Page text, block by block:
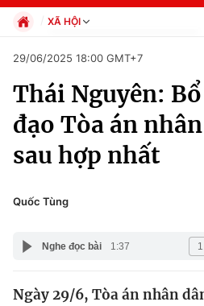
Chuyên mục
Chính trị
XÃ HỘI
Xã hội
Pháp luật
Kinh tế
Thể thao
Truyền hình
Văn hóa - Giải trí
Đời sống
Giáo dục
29/06/2025 18:00 GMT+7
Thái Nguyên:
đạo Tòa án
sau hợp nhất
Quốc Tùng
Nghe đọc bài 1:37
Ngày 29/6, Tòa án nhân